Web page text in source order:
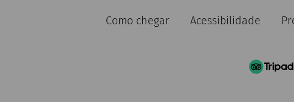
Como chegar Acessibilidade